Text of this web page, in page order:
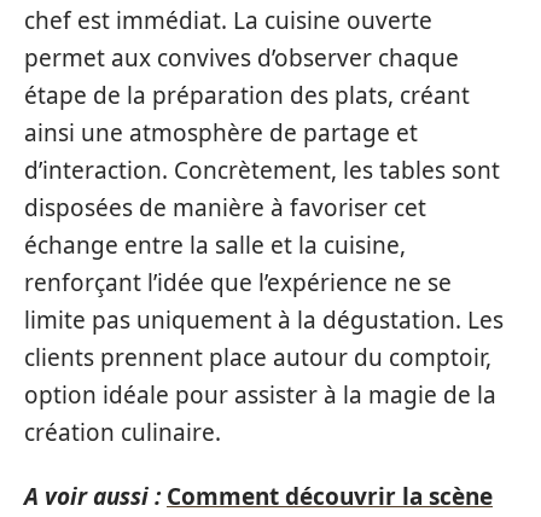
chef est immédiat. La cuisine ouverte
permet aux convives d’observer chaque
étape de la préparation des plats, créant
ainsi une atmosphère de partage et
d’interaction. Concrètement, les tables sont
disposées de manière à favoriser cet
échange entre la salle et la cuisine,
renforçant l’idée que l’expérience ne se
limite pas uniquement à la dégustation. Les
clients prennent place autour du comptoir,
option idéale pour assister à la magie de la
création culinaire.
A voir aussi : Comment découvrir la scène